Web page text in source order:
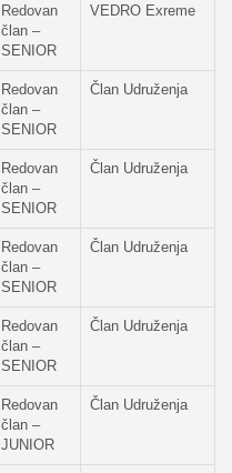
Redovan
član –
SENIOR
VEDRO Exreme
Redovan
član –
SENIOR
Član Udruženja
Redovan
član –
SENIOR
Član Udruženja
Redovan
član –
SENIOR
Član Udruženja
Redovan
član –
SENIOR
Član Udruženja
Redovan
član –
JUNIOR
Član Udruženja